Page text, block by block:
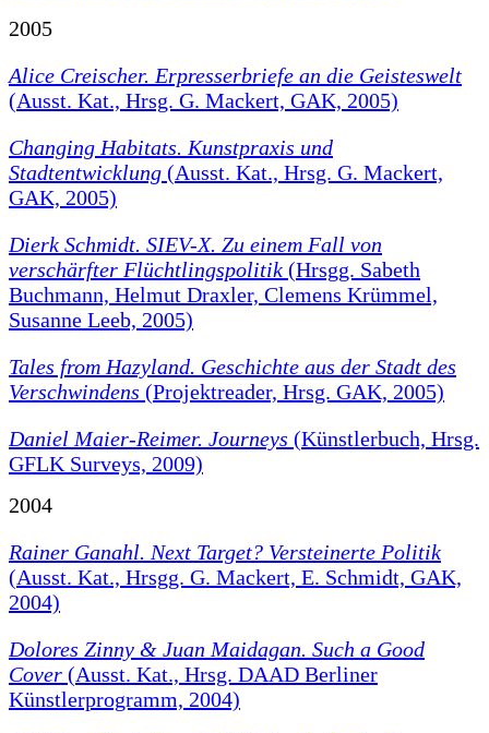
2005
Alice Creischer. Erpresserbriefe an die Geisteswelt
(Ausst. Kat., Hrsg. G. Mackert, GAK, 2005)
Changing Habitats. Kunstpraxis und
Stadtentwicklung (Ausst. Kat., Hrsg. G. Mackert,
GAK, 2005)
Dierk Schmidt. SIEV-X. Zu einem Fall von
verschärfter Flüchtlingspolitik (Hrsgg. Sabeth
Buchmann, Helmut Draxler, Clemens Krümmel,
Susanne Leeb, 2005)
Tales from Hazyland. Geschichte aus der Stadt des
Verschwindens (Projektreader, Hrsg. GAK, 2005)
Daniel Maier-Reimer. Journeys (Künstlerbuch, Hrsg.
GFLK Surveys, 2009)
2004
Rainer Ganahl. Next Target? Versteinerte Politik
(Ausst. Kat., Hrsgg. G. Mackert, E. Schmidt, GAK,
2004)
Dolores Zinny & Juan Maidagan. Such a Good
Cover (Ausst. Kat., Hrsg. DAAD Berliner
Künstlerprogramm, 2004)